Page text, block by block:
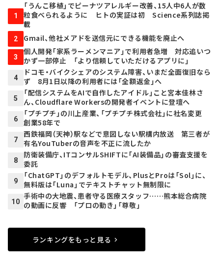
1
「うんこ移植」でピーナツアレルギー改善、15人中6人が数
粒食べられるように ヒトの実証は初 Science系列誌掲
載
2 Gmail、他社メアドを送信元にできる機能を廃止へ
3
個人開発「家系ラーメンマニア」で利用者急増 対応追いつ
かず一部停止 「より信頼していただけるアプリに」
4
ドコモ・バイクシェアのシステム障害、いまだ全面復旧なら
ず 8月1日以降の利用者には「全額返金」へ
5
「配信システムをAIで自作したアイドル」こと宮本佳林さ
ん、Cloudflare Workersの開発者イベントに登壇へ
6
「プチプチ」の川上産業、「プチプチ株式会社」に社名変更
創業58年で
7
西鉄福岡（天神）駅などで意図しない駅構内放送 第三者が
有名YouTuberの音声を不正に流したか
8
防衛装備庁、ITコンサルSHIFTに「AI装備品」の審査支援を
委託
9
「ChatGPT」のデフォルトモデル、PlusとProは「Sol」に、
無料版は「Luna」でテキストチャット無制限に
10
手術中の大地震、患者守る医療スタッフ……熊本総合病院
の動画に反響 「プロの動き」「尊敬」
ランキングをもっと見る